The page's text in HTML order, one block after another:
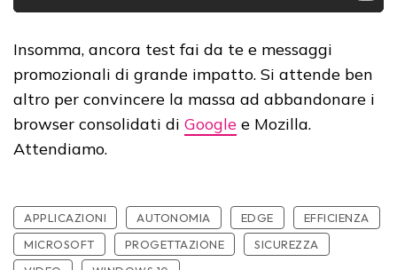
Insomma, ancora test fai da te e messaggi
promozionali di grande impatto. Si attende ben
altro per convincere la massa ad abbandonare i
browser consolidati di Google e Mozilla.
Attendiamo.
APPLICAZIONI AUTONOMIA EDGE
EFFICIENZA
MICROSOFT
PROGETTAZIONE
SICUREZZA